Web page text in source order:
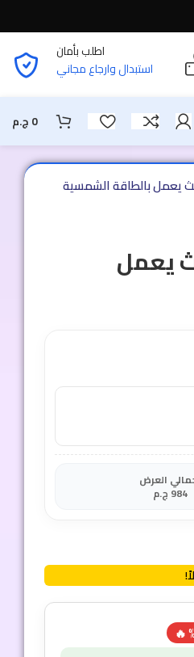
اطلب بأمان
استبدال وارجاع مجاني
0 ج.م
الحديث يعمل
العرض
984 ج.م